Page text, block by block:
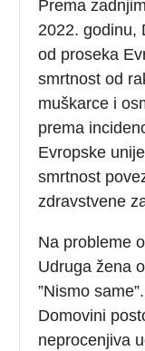
Prema
2022. godinu,
od proseka
smrtnost od
muškarce i
prema
Evropske
smrtnost
zdravstvene
Na probleme
Udruga žena
”Nismo
Domovini
neprocenjiva